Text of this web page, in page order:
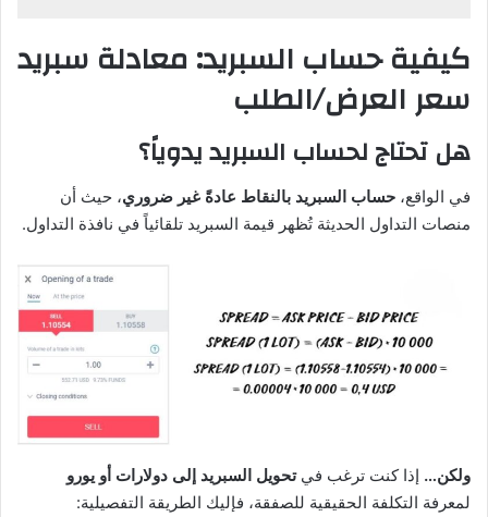
كيفية حساب السبريد: معادلة سبريد
سعر العرض/الطلب
هل تحتاج لحساب السبريد يدوياً؟
في الواقع، حساب السبريد بالنقاط عادةً غير ضروري، حيث أن
منصات التداول الحديثة تُظهر قيمة السبريد تلقائياً في نافذة التداول.
ولكن… إذا كنت ترغب فيتحويل السبريد إلى دولارات أو يورو
لمعرفة التكلفة الحقيقية للصفقة، فإليك الطريقة التفصيلية: